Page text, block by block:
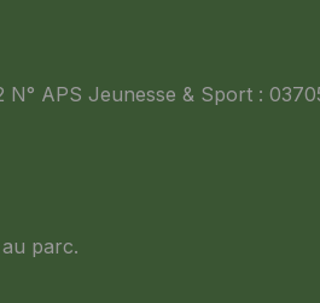
N° APS Jeunesse & Sport :
parc.